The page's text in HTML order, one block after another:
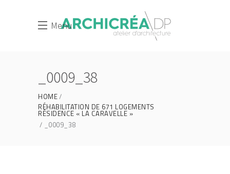
Menu
_0009_38
HOME
RÉHABILITATION DE 671 LOGEMENTS
RÉSIDENCE « LA CARAVELLE »
_0009_38